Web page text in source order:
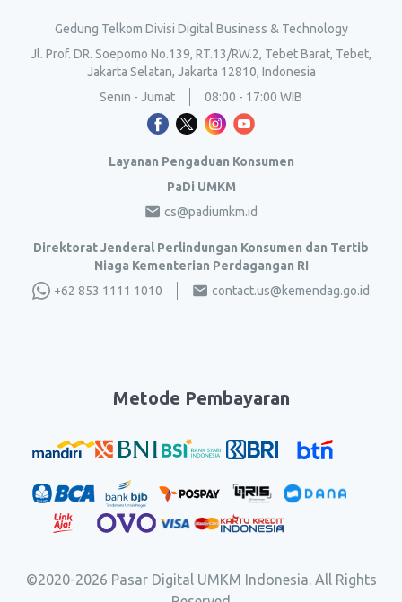
Gedung Telkom Divisi Digital Business & Technology
Jl. Prof. DR. Soepomo No.139, RT.13/RW.2, Tebet Barat, Tebet,
Jakarta Selatan, Jakarta 12810, Indonesia
Senin - Jumat
08:00 - 17:00 WIB
Layanan Pengaduan Konsumen
PaDi UMKM
cs@padiumkm.id
Direktorat Jenderal Perlindungan Konsumen dan Tertib
Niaga Kementerian Perdagangan RI
+62 853 1111 1010
contact.us@kemendag.go.id
Metode Pembayaran
©2020-2026 Pasar Digital UMKM Indonesia. All Rights